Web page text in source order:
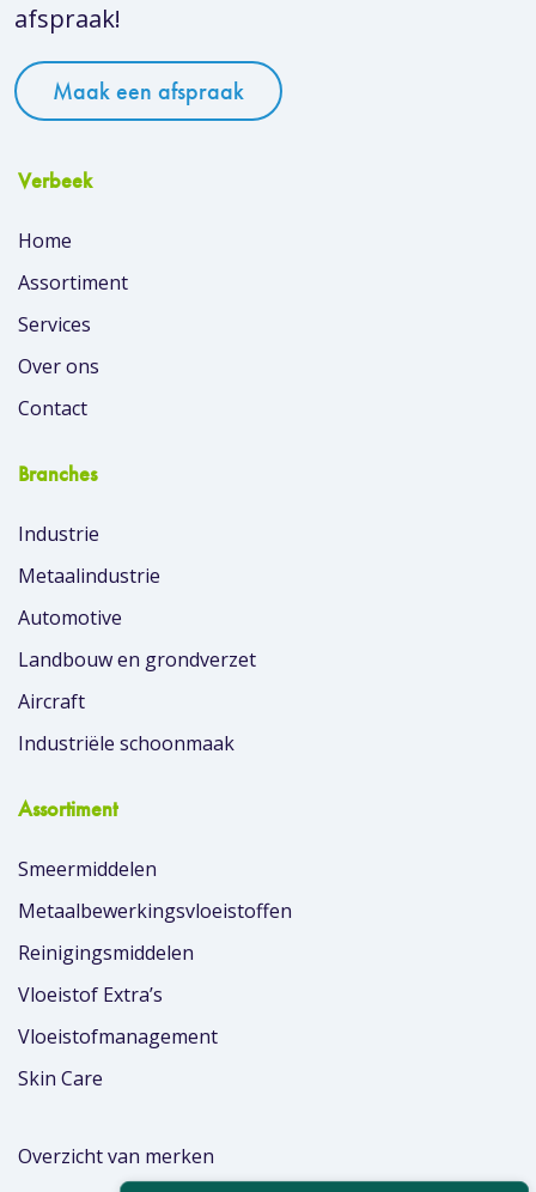
afspraak!
Maak een afspraak
Verbeek
Home
Assortiment
Services
Over ons
Contact
Branches
Industrie
Metaalindustrie
Automotive
Landbouw en grondverzet
Aircraft
Industriële schoonmaak
Assortiment
Smeermiddelen
Metaalbewerkingsvloeistoffen
Reinigingsmiddelen
Vloeistof Extra’s
Vloeistofmanagement
Skin Care
Overzicht van merken